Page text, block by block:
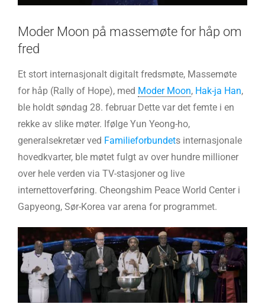
Moder Moon på massemøte for håp om
fred
Et stort internasjonalt digitalt fredsmøte, Massemøte
for håp (Rally of Hope), med Moder Moon, Hak-ja Han,
ble holdt søndag 28. februar Dette var det femte i en
rekke av slike møter. Ifølge Yun Yeong-ho,
generalsekretær ved Familieforbundets internasjonale
hovedkvarter, ble møtet fulgt av over hundre millioner
over hele verden via TV-stasjoner og live
internettoverføring. Cheongshim Peace World Center i
Gapyeong, Sør-Korea var arena for programmet.